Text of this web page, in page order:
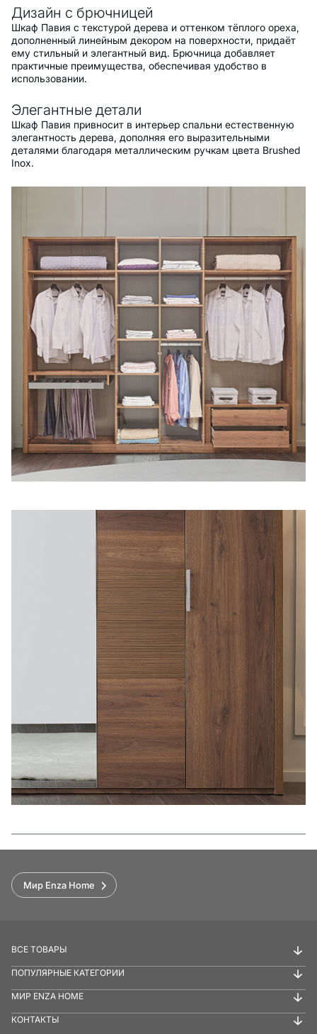
Дизайн с брючницей
Шкаф Павия с текстурой дерева и оттенком тёплого ореха,
дополненный линейным декором на поверхности, придаёт
ему стильный и элегантный вид. Брючница добавляет
практичные преимущества, обеспечивая удобство в
использовании.
Элегантные детали
Шкаф Павия привносит в интерьер спальни естественную
элегантность дерева, дополняя его выразительными
деталями благодаря металлическим ручкам цвета Brushed
Inox.
Функции
Мир Enza Home
ВСЕ ТОВАРЫ
ПОПУЛЯРНЫЕ КАТЕГОРИИ
МИР ENZA HOME
КОНТАКТЫ